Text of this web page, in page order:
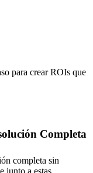
para crear ROIs que
Completa
completa sin